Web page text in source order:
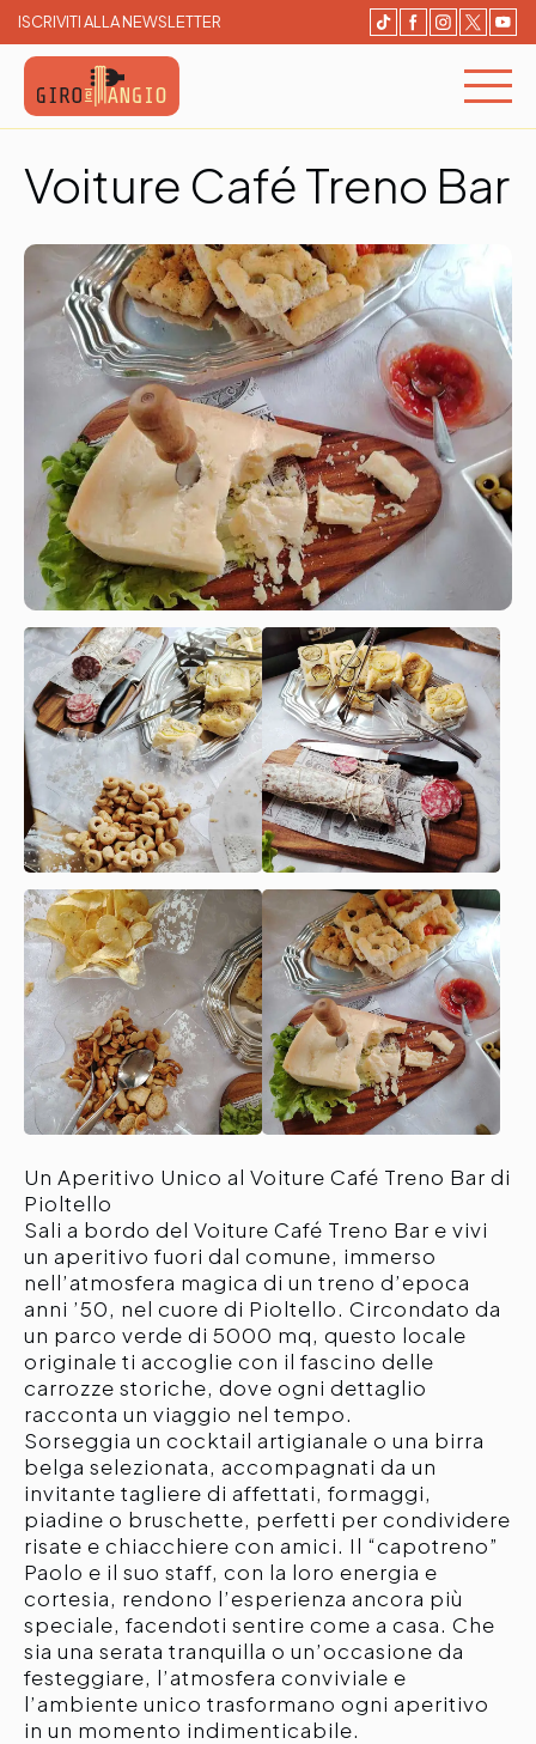
ISCRIVITI ALLA NEWSLETTER
Voiture Café Treno Bar
Un Aperitivo Unico al Voiture Café Treno Bar di
Pioltello
Sali a bordo del Voiture Café Treno Bar e vivi
un aperitivo fuori dal comune, immerso
nell’atmosfera magica di un treno d’epoca
anni ’50, nel cuore di Pioltello. Circondato da
un parco verde di 5000 mq, questo locale
originale ti accoglie con il fascino delle
carrozze storiche, dove ogni dettaglio
racconta un viaggio nel tempo.
Sorseggia un cocktail artigianale o una birra
belga selezionata, accompagnati da un
invitante tagliere di affettati, formaggi,
piadine o bruschette, perfetti per condividere
risate e chiacchiere con amici. Il “capotreno”
Paolo e il suo staff, con la loro energia e
cortesia, rendono l’esperienza ancora più
speciale, facendoti sentire come a casa. Che
sia una serata tranquilla o un’occasione da
festeggiare, l’atmosfera conviviale e
l’ambiente unico trasformano ogni aperitivo
in un momento indimenticabile.